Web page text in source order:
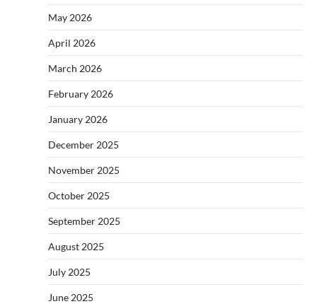
May 2026
April 2026
March 2026
February 2026
January 2026
December 2025
November 2025
October 2025
September 2025
August 2025
July 2025
June 2025